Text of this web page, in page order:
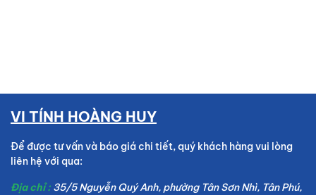
VI TÍNH HOÀNG HUY
Để được tư vấn và báo giá chi tiết, quý khách hàng vui lòng
liên hệ với qua:
Địa chỉ : 35/5 Nguyễn Quý Anh, phường Tân Sơn Nhì, Tân Phú,